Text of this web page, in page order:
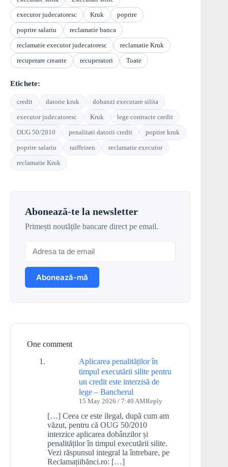
executor judecatoresc
Kruk
poprire
poprire salariu
reclamatie banca
reclamatie executor judecatoresc
reclamatie Kruk
recuperare creante
recuperatori Toate
Etichete:
credit datorie kruk
dobanzi executare silita
executor judecatoresc
Kruk
lege contracte credit
OUG 50/2010
penalitati datorii credit
poprire kruk
poprire salariu
raiffeisen
reclamatie executor
reclamatie Kruk
Abonează-te la newsletter
Primești noutățile bancare direct pe email.
One comment
Aplicarea penalităților în
timpul executării silite pentru
un credit este interzisă de
lege – Bancherul
15 May 2026 / 7:49 AMReply
[…] Ceea ce este ilegal, după cum am
văzut, pentru că OUG 50/2010
interzice aplicarea dobânzilor și
penalităților în timpul executării silite.
Vezi răspunsul integral la întrebare, pe
Reclamațiibănci.ro: […]